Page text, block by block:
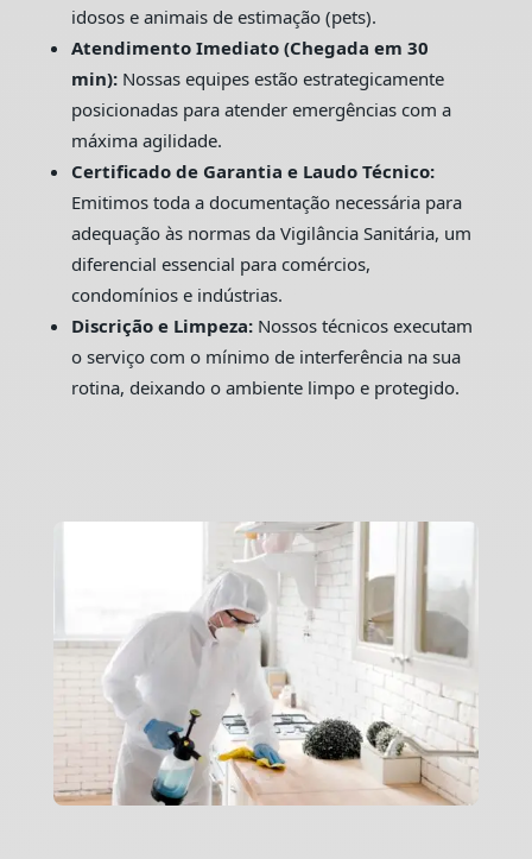
idosos e animais de estimação (pets).
Atendimento Imediato (Chegada em 30
min):Nossas equipes estão estrategicamente
posicionadas para atender emergências com a
máxima agilidade.
Certificado de Garantia e Laudo Técnico:
Emitimos toda a documentação necessária para
adequação às normas da Vigilância Sanitária, um
diferencial essencial para comércios,
condomínios e indústrias.
Discrição e Limpeza:Nossos técnicos executam
o serviço com o mínimo de interferência na sua
rotina, deixando o ambiente limpo e protegido.